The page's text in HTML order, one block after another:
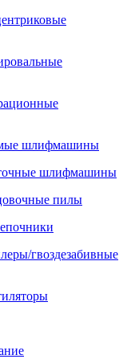
шлифмашины
шлифмашины
пилы
гвоздезабивные